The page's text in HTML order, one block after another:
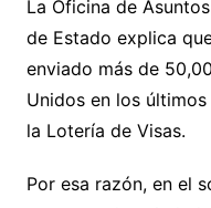
La Oficina de
de Estado explica
enviado más de
Unidos en los
la Lotería de Visas.
Por esa razón, en el